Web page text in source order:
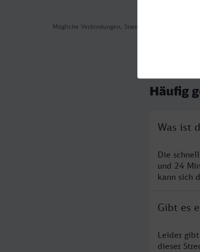
Mögliche Verbindungen, Stand: 2026-08-02 00:32
Häufig
Was ist
Die
und 24
kann sich
Gibt es
Leider gibt
dieser